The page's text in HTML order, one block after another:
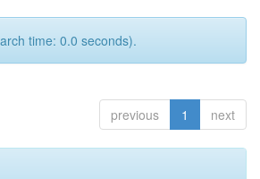
time: 0.0 seconds).
previous 1 next